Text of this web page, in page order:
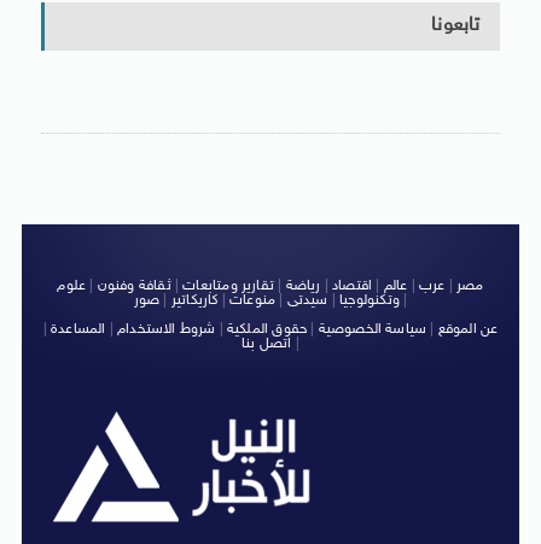
تابعونا
مصر عرب عالم اقتصاد رياضة |تقارير ومتابعات|ثقافة وفنون
علوم
وتكنولوجيا| سيدتى منوعات كاريكاتير صور
|
عن الموقع
سياسة الخصوصية حقوق الملكية شروط الاستخدام| المساعدة|
اتصل بنا